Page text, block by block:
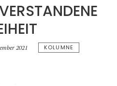
2021 KOLUMNE